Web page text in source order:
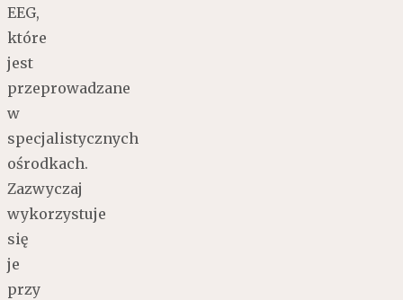
EEG,
które
jest
przeprowadzane
w
specjalistycznych
ośrodkach.
Zazwyczaj
wykorzystuje
się
je
przy